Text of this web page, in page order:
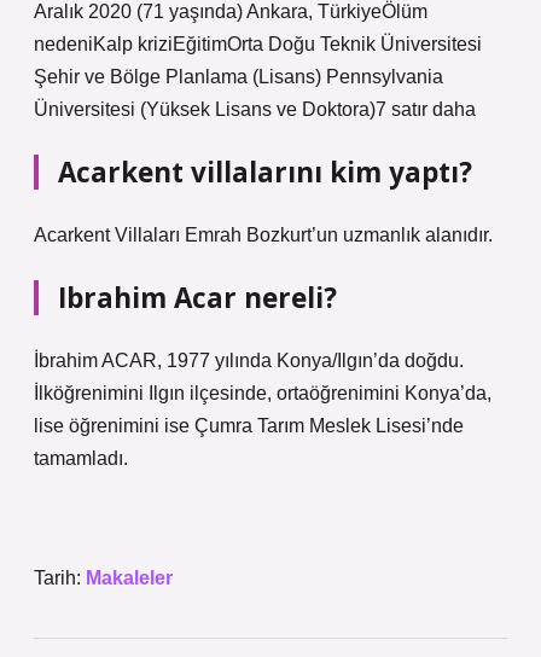
Aralık 2020 (71 yaşında) Ankara, TürkiyeÖlüm
nedeniKalp kriziEğitimOrta Doğu Teknik Üniversitesi
Şehir ve Bölge Planlama (Lisans) Pennsylvania
Üniversitesi (Yüksek Lisans ve Doktora)7 satır daha
Acarkent villalarını kim yaptı?
Acarkent Villaları Emrah Bozkurt’un uzmanlık alanıdır.
Ibrahim Acar nereli?
İbrahim ACAR, 1977 yılında Konya/Ilgın’da doğdu.
İlköğrenimini Ilgın ilçesinde, ortaöğrenimini Konya’da,
lise öğrenimini ise Çumra Tarım Meslek Lisesi’nde
tamamladı.
Tarih: Makaleler